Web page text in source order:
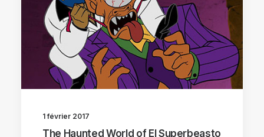
1 février 2017
The Haunted World of El Superbeasto